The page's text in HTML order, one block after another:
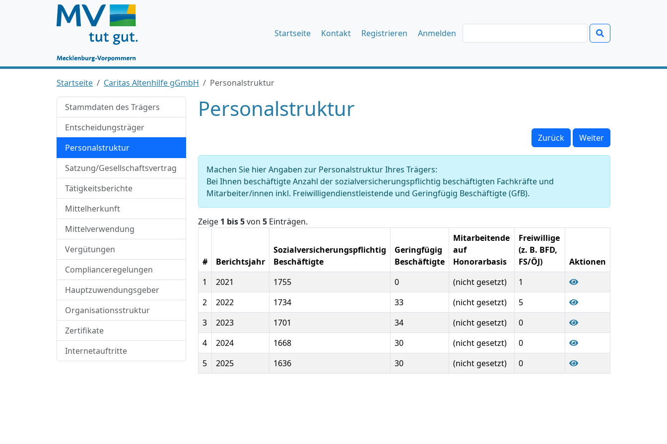
Startseite Kontakt Registrieren Anmelden
Startseite Caritas Altenhilfe gGmbH Personalstruktur
Stammdaten des Trägers
Entscheidungsträger
Personalstruktur
Satzung/Gesellschaftsvertrag
Tätigkeitsberichte
Mittelherkunft
Mittelverwendung
Vergütungen
Complianceregelungen
Hauptzuwendungsgeber
Organisationsstruktur
Zertifikate
Internetauftritte
Personalstruktur
Zurück Weiter
Machen Sie hier Angaben zur Personalstruktur Ihres Trägers:
Bei Ihnen beschäftigte Anzahl der sozialversicherungspflichtig beschäftigten Fachkräfte und
Mitarbeiter/innen inkl. Freiwilligendienstleistende und Geringfügig Beschäftigte (GfB).
Zeige 1 bis 5von 5 Einträgen.
# Berichtsjahr
Sozialversicherungspflichtig
Beschäftigte
Geringfügig
Beschäftigte
Mitarbeitende
auf
Honorarbasis
Freiwillige
(z. B. BFD,
FS/ÖJ)
Aktionen
1
2021 1755 0 (nicht gesetzt)
1
2
2022 1734 33 (nicht gesetzt)
5
3
2023 1701 34 (nicht gesetzt)
0
4
2024 1668 30 (nicht gesetzt)
0
5
2025 1636 30 (nicht gesetzt) 0